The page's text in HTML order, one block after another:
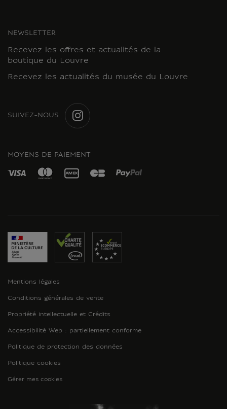
NEWSLETTER
Recevez les offres et actualités de la
boutique du Louvre
Recevez les actualités du musée du Louvre
SUIVEZ-NOUS
MOYENS DE PAIEMENT
Mentions légales
Conditions générales de vente
Propriété intellectuelle et Crédits
Accessibilité Web : partiellement conforme
Politique de protection des données
Politique cookies
Gérer mes cookies